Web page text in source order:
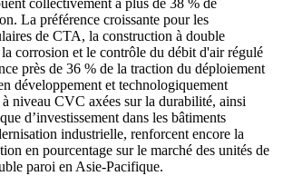
collectivement à plus de 38 % de
La préférence croissante pour les
de CTA, la construction à double
la corrosion et le contrôle du débit d'air régulé
près de 36 % de la traction du déploiement
développement et technologiquement
à niveau CVC axées sur la durabilité, ainsi
d’investissement dans les bâtiments
industrielle, renforcent encore la
en pourcentage sur le marché des unités de
paroi en Asie-Pacifique.